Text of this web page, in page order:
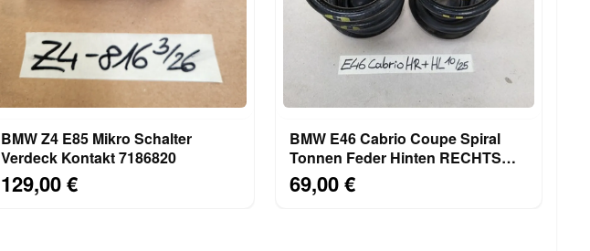
BMW Z4 E85 Mikro Schalter
Verdeck Kontakt 7186820
129,00 €
BMW E46 Cabrio Coupe Spiral
Tonnen Feder Hinten RECHTS
LINKS 6 Zylinder
69,00 €